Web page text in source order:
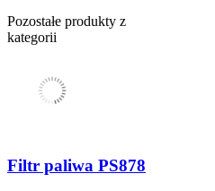
Pozostałe produkty z
kategorii
Filtr paliwa PS878